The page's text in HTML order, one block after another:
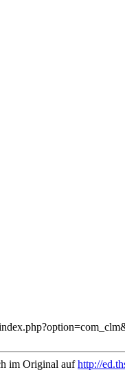
im Original aufhttp://